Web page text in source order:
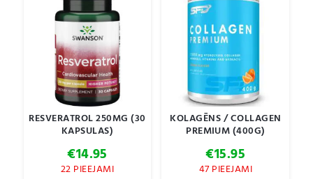
RESVERATROL 250MG (30
KAPSULAS)
€14.95
22 PIEEJAMI
KOLAGĒNS / COLLAGEN
PREMIUM (400G)
€15.95
47 PIEEJAMI